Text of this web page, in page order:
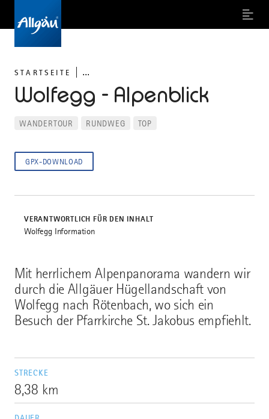
Menu
STARTSEITE ...
Wolfegg - Alpenblick
Mit herrlichem Alpenpanorama wandern wir
durch die Allgäuer Hügellandschaft von
Wolfegg nach Rötenbach, wo sich ein
Besuch der Pfarrkirche St. Jakobus empfiehlt.
STRECKE
8,38 km
WANDERTOUR RUNDWEG TOP
GPX-DOWNLOAD
VERANTWORTLICH FÜR DEN INHALT
Wolfegg Information